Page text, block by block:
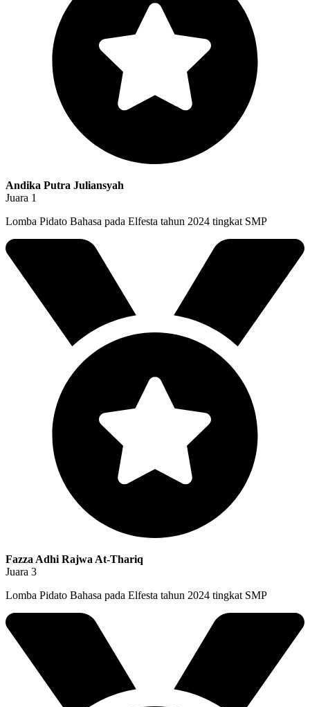
Andika Putra Juliansyah
Juara 1
Lomba Pidato Bahasa pada Elfesta tahun 2024 tingkat SMP
Fazza Adhi Rajwa At-Thariq
Juara 3
Lomba Pidato Bahasa pada Elfesta tahun 2024 tingkat SMP